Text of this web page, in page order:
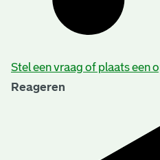
Stel een vraag of plaats een
Reageren